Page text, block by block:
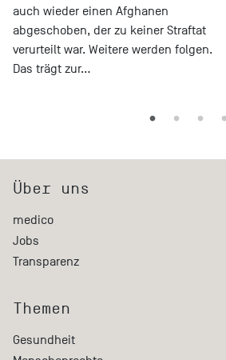
auch wieder einen Afghanen
abgeschoben, der zu keiner Straftat
verurteilt war. Weitere werden folgen.
Das trägt zur…
Über uns
medico
Jobs
Transparenz
Themen
Gesundheit